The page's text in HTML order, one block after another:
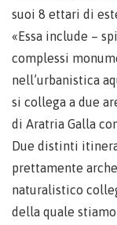
suoi 8 ettari di
«Essa include –
complessi
nell’urbanistica
si collega a due
di Aratria Galla
Due distinti
prettamente
naturalistico
della quale